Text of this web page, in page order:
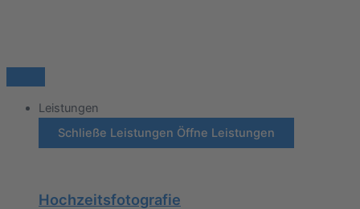
Leistungen
Schließe Leistungen Öffne Leistungen
Hochzeitsfotografie